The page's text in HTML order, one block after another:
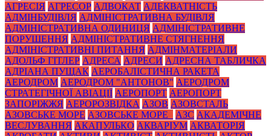
АГРЕСІЯ АГРЕСОР АДВОКАТ АДЕКВАТНІСТЬ
АДМІНБУДІВЛЯ АДМІНІСТРАТИВНА БУДІВЛЯ
АДМІНІСТРАТИВНА ОДИНИЦЯ АДМІНІСТРАТИВНЕ
ПОРУШЕННЯ АДМІНІСТРАТИВНЕ СТЯГНЕННЯ
АДМІНІСТРАТИВНІ ПИТАННЯ АДМІНМАТЕРІАЛИ
АДОЛЬФ ГІТЛЕР АДРЕСА АДРЕСИ АДРЕСНА ТАБЛИЧКА
АДРІАНА ПУЩАК АЕРОБАЛІСТИЧНА РАКЕТА
АЕРОДРОМ АЕРОДРОМ "АНТОНОВ" АЕРОДРОМ
СТРАТЕГІЧНОЇ АВІАЦІЇ АЕРОПОРТ АЕРОПОРТ
ЗАПОРІЖЖЯ АЕРОРОЗВІДКА АЗОВ АЗОВСТАЛЬ
АЗОВСЬКЕ МОРЕ АЗОВСЬКЕ МОРЕ_ АЗС АКАДЕМІЧНЕ
ВЕСЛУВАННЯ АКАПУЛЬКО АКВАРІУМ АКВАТОРІЯ